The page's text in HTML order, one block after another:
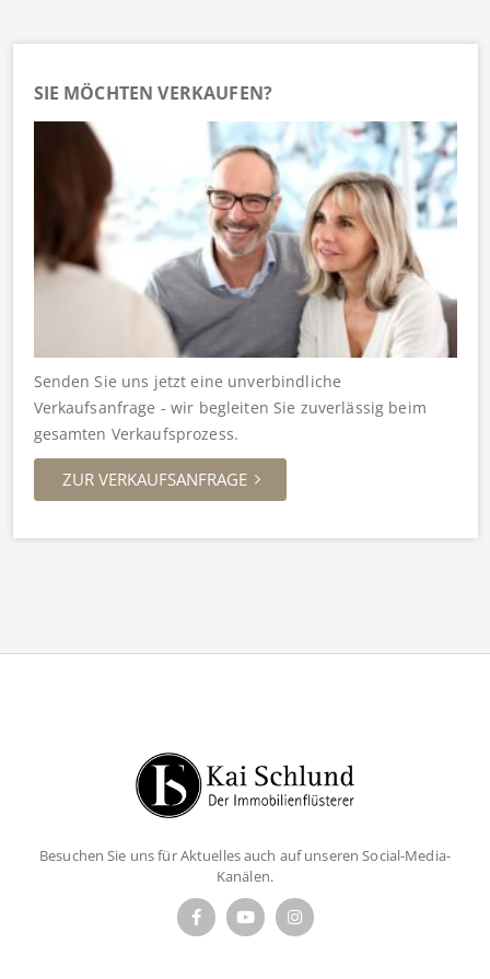
SIE MÖCHTEN VERKAUFEN?
Senden Sie uns jetzt eine unverbindliche
Verkaufsanfrage - wir begleiten Sie zuverlässig beim
gesamten Verkaufsprozess.
ZUR VERKAUFSANFRAGE
Besuchen Sie uns für Aktuelles auch auf unseren Social-Media-
Kanälen.